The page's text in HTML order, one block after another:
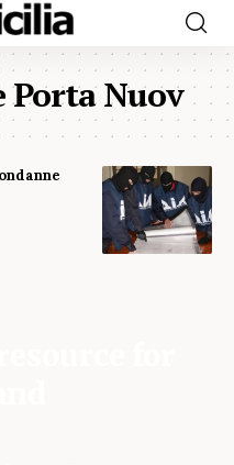
Porta Nuov